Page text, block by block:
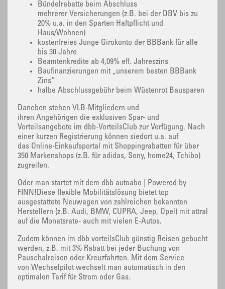
Bündelrabatte beim Abschluss
mehrerer Versicherungen (z.B. bei der DBV bis zu
20% u.a. in den Sparten Haftpflicht und
Haus/Wohnen)
kostenfreies Junge Girokonto der BBBank für alle
bis 30 Jahre
Beamtenkredite ab 4,09% eff. Jahreszins
Baufinanzierungen mit „unserem besten BBBank
Zins“
halbe Abschlussgebühr beim Wüstenrot Bausparen
Daneben stehen VLB-Mitgliedern und
ihren Angehörigen die exklusiven Spar- und
Vorteilsangebote im dbb-VorteilsClub zur Verfügung. Nach
einer kurzen Registrierung können siedort u.a. auf
das Online-Einkaufsportal mit Shoppingrabatten für über
350 Markenshops (z.B. für adidas, Sony, home24, Tchibo)
zugreifen.
Oder man startet mit dem dbb autoabo | Powered by
FINN!Diese flexible Mobilitätslösung bietet top
ausgestattete Neuwagen von zahlreichen bekannten
Herstellern (z.B. Audi, BMW, CUPRA, Jeep, Opel) mit
auf die Monatsrate- auch mit vielen E-Autos.
Zudem können im dbb vorteilsClub günstig Reisen gebucht
werden, z.B. mit 3% Rabatt bei jeder Buchung von
Pauschalreisen oder Kreuzfahrten. Mit dem Service
von Wechselpilot wechselt man automatisch in den
optimalen Tarif für Strom oder Gas.